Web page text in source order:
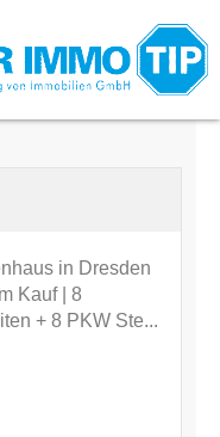
in Dresden
Kauf | 8
+ 8 PKW Ste...